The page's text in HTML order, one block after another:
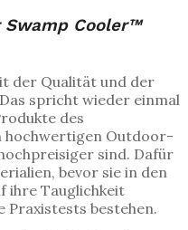
Swamp Cooler™
der Qualität und der
spricht wieder einmal
des
hochwertigen Outdoor-
sind. Dafür
bevor sie in den
ihre Tauglichkeit
Praxistests bestehen.